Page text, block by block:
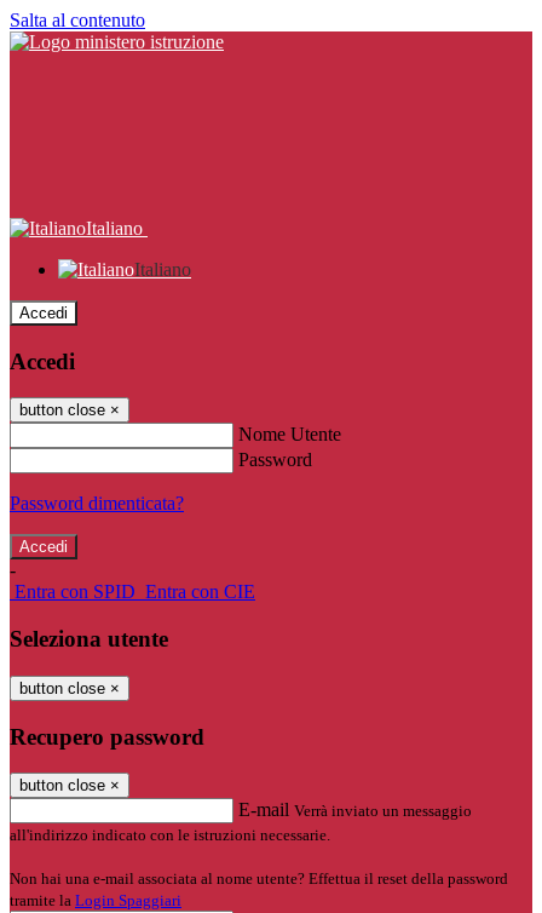
Salta al contenuto
Italiano
Italiano
Accedi
Accedi
button close ×
Nome Utente
Password
Password dimenticata?
-
Entra con SPID Entra con CIE
Seleziona utente
button close ×
Recupero password
button close ×
E-mail Verrà inviato un messaggio
all'indirizzo indicato con le istruzioni necessarie.
Non hai una e-mail associata al nome utente? Effettua il reset della password
tramite la Login Spaggiari